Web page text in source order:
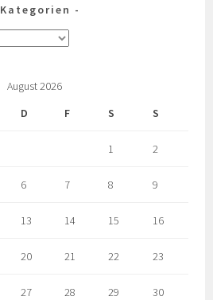
Kategorien
August 2026
D F S S
1 2
6 7 8 9
13 14 15 16
20 21 22 23
27 28 29 30